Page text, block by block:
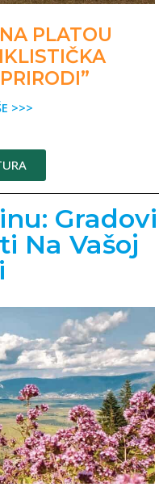
PLATOU
>>>
Gradovi
Na Vašoj